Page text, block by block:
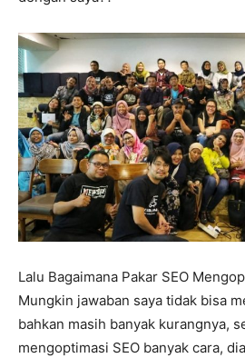
Lalu Bagaimana Pakar SEO
Mungkin jawaban saya tidak bisa
bahkan masih banyak kurangnya,
mengoptimasi SEO banyak cara,